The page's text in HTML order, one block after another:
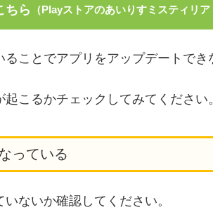
ちら （Playストアのあいりすミスティリ
ことでアプリをアップデートでき
こるかチェックしてみてください。
っている
ないか確認してください。